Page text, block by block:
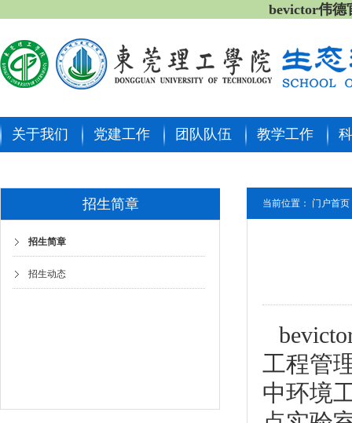
bevictor伟德
关于我们 党建工作 团队队伍 教学工作
招生简章
招生简章
招生动态
当前位置： 门户首页
工程管
中环境